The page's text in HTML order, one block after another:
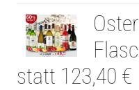
statt 123,40 €